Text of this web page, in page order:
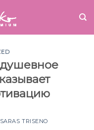
SARAS TRISENO